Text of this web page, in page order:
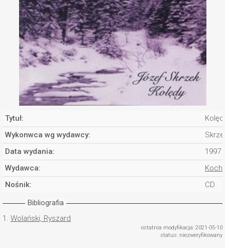
Tytuł:
Wykonwca wg wydawcy:
Data wydania:
1997
Wydawca:
Koch
Nośnik:
CD
Bibliografia
1. Wolański, Ryszard
ostatnia modyfikacja: 2021-05-10
status: niezweryfikowany